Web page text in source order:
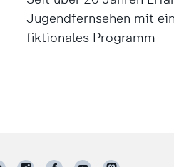
Jugendfernsehen mit
fiktionales Programm